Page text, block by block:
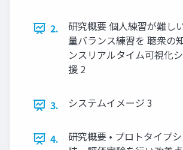
2.
研究概要 個人練習が難し
量バランス練習を 聴衆の
ンスリアルタイム可視化
援 2
3. システムイメージ 3
4.
研究概要 • プロトタイプ